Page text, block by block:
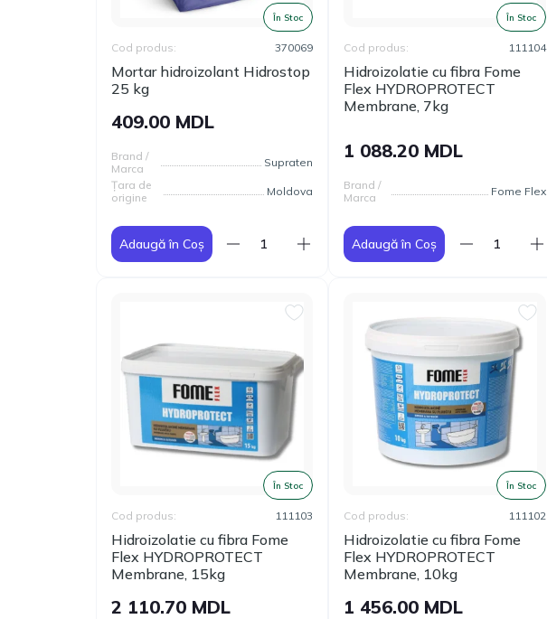
În Stoc
Mortar hidroizolant Hidrostop
25 kg
Cod produs: 370069
409.00 MDL
Brand /
Marca
Supraten
Țara de
origine
Moldova
Adaugă în Coș
În Stoc
Hidroizolatie cu fibra Fome
Flex HYDROPROTECT
Membrane, 7kg
Cod produs: 111104
1 088.20 MDL
Brand /
Marca
Fome Flex
Adaugă în Coș
În Stoc
Hidroizolatie cu fibra Fome
Flex HYDROPROTECT
Membrane, 15kg
Cod produs: 111103
2 110.70 MDL
În Stoc
Hidroizolatie cu fibra Fome
Flex HYDROPROTECT
Membrane, 10kg
Cod produs: 111102
1 456.00 MDL